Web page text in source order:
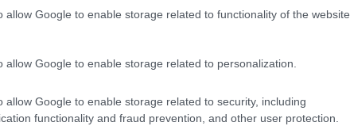
allow Google to enable storage related to functionality of the website
allow Google to enable storage related to personalization.
allow Google to enable storage related to security, including
functionality and fraud prevention, and other user protection.
χρόνια στο «Κερκυραϊκό Βήμα». Από το 1994
«Κερκυραϊκά Σπορ» και από το 2000 και για
με την τηλεόραση του Corfu Channel
του) και Start TV, συνολικά 15 χρόνια.